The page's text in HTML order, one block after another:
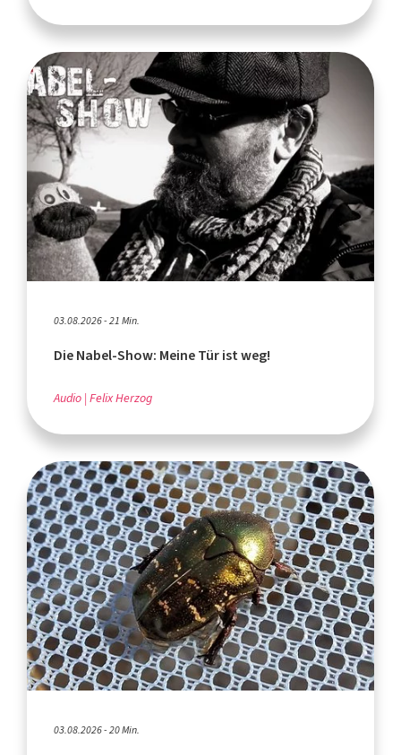
03.08.2026 - 21 Min.
Die Nabel-Show: Meine Tür ist weg!
Audio Felix Herzog
03.08.2026 - 20 Min.